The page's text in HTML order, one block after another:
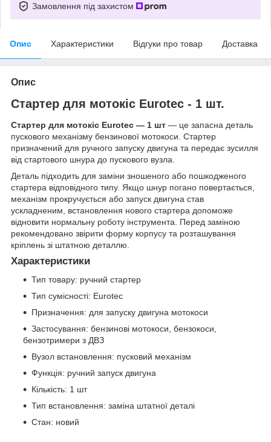
Замовлення під захистом
Опис Характеристики Відгуки про товар Доставка
Опис
Стартер для мотокіс Eurotec - 1 шт.
Стартер для мотокіс Eurotec — 1 шт — це запасна деталь
пускового механізму бензинової мотокоси. Стартер
призначений для ручного запуску двигуна та передає зусилля
від стартового шнура до пускового вузла.
Деталь підходить для заміни зношеного або пошкодженого
стартера відповідного типу. Якщо шнур погано повертається,
механізм прокручується або запуск двигуна став
ускладненим, встановлення нового стартера допоможе
відновити нормальну роботу інструмента. Перед заміною
рекомендовано звірити форму корпусу та розташування
кріплень зі штатною деталлю.
Характеристики
Тип товару: ручний стартер
Тип сумісності: Eurotec
Призначення: для запуску двигуна мотокоси
Застосування: бензинові мотокоси, бензокоси,
бензотримери з ДВЗ
Вузол встановлення: пусковий механізм
Функція: ручний запуск двигуна
Кількість: 1 шт
Тип встановлення: заміна штатної деталі
Стан: новий